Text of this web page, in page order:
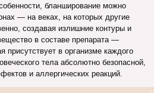
бланширование можно
— на веках, на которых другие
создавая излишние контуры и
в составе препарата —
присутствует в организме каждого
тела абсолютно безопасной,
и аллергических реакций.